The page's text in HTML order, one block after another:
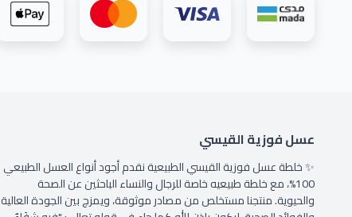
عسل فوزية القيسي
✨ خلطة عسل فوزية القيسي الطبيعية نقدم أجود أنواع العسل الطبيعي
100%، مع خلطة طبيعيه خاصة للرجال والنساء الباحثين عن الصحة
والحيوية. منتجنا مستخلص من مصادر موثوقة، ويمزج بين الجودة العالية